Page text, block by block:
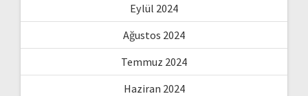
Eylül 2024
Ağustos 2024
Temmuz 2024
Haziran 2024